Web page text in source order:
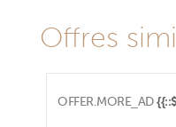
Offres
OFFER.MORE_AD